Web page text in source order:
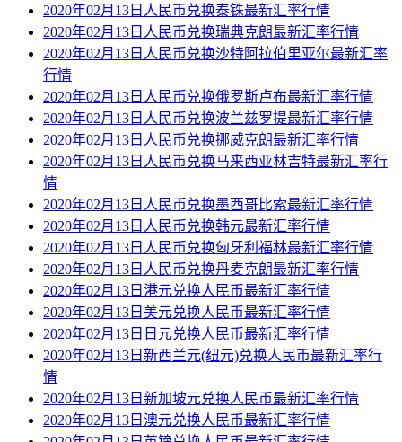
2020年02月13日人民币兑换泰铢最新汇率行情
2020年02月13日人民币兑换瑞典克朗最新汇率行情
2020年02月13日人民币兑换沙特阿拉伯里亚尔最新汇率
行情
2020年02月13日人民币兑换俄罗斯卢布最新汇率行情
2020年02月13日人民币兑换波兰兹罗提最新汇率行情
2020年02月13日人民币兑换挪威克朗最新汇率行情
2020年02月13日人民币兑换马来西亚林吉特最新汇率行
情
2020年02月13日人民币兑换墨西哥比索最新汇率行情
2020年02月13日人民币兑换韩元最新汇率行情
2020年02月13日人民币兑换匈牙利福林最新汇率行情
2020年02月13日人民币兑换丹麦克朗最新汇率行情
2020年02月13日港元兑换人民币最新汇率行情
2020年02月13日美元兑换人民币最新汇率行情
2020年02月13日日元兑换人民币最新汇率行情
2020年02月13日新西兰元(纽元)兑换人民币最新汇率行
情
2020年02月13日新加坡元兑换人民币最新汇率行情
2020年02月13日澳元兑换人民币最新汇率行情